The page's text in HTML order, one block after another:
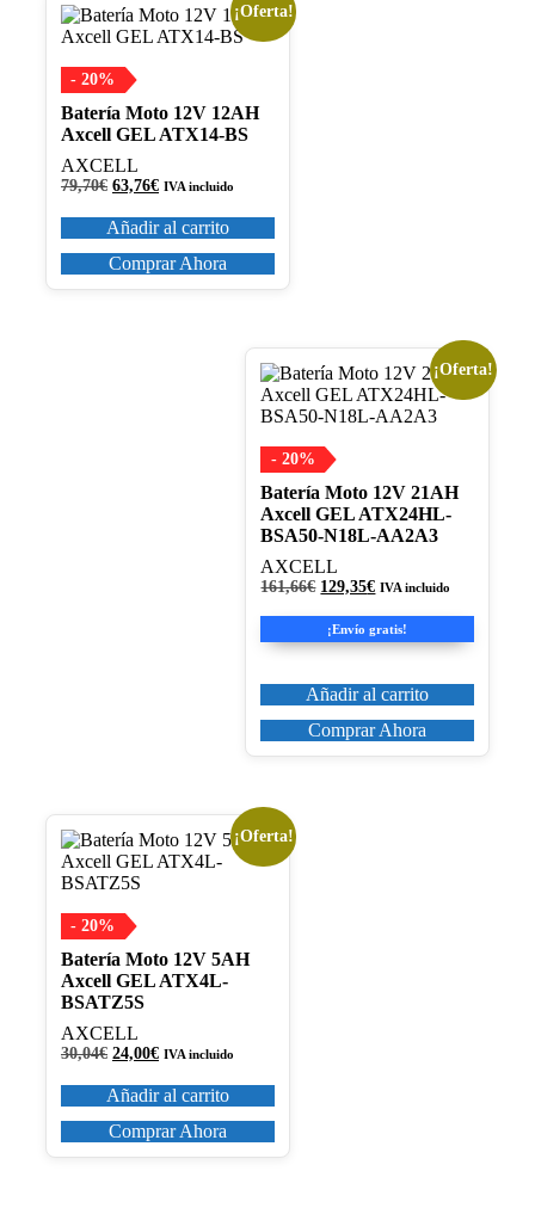
¡Oferta!
- 20%
Batería Moto 12V 12AH
Axcell GEL ATX14-BS
AXCELL
79,70€ El
original
era:
79,70€.
63,76€El
actual
es:
63,76€.
IVA incluido
Añadir al carrito
Comprar Ahora
¡Oferta!
- 20%
Batería Moto 12V 21AH
Axcell GEL ATX24HL-
BSA50-N18L-AA2A3
AXCELL
161,66€ El
original
era:
129,35€El
actual
es:
IVA incluido
¡Envío gratis!
Añadir al carrito
Comprar Ahora
¡Oferta!
- 20%
Batería Moto 12V 5AH
Axcell GEL ATX4L-
BSATZ5S
AXCELL
30,04€ El
original
era:
30,04€.
24,00€El
actual
es:
24,00€.
IVA incluido
Añadir al carrito
Comprar Ahora